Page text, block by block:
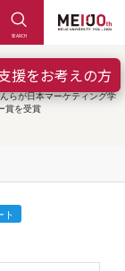
SEARCH
援をお考えの方
らが日本マーケティング学
賞を受賞